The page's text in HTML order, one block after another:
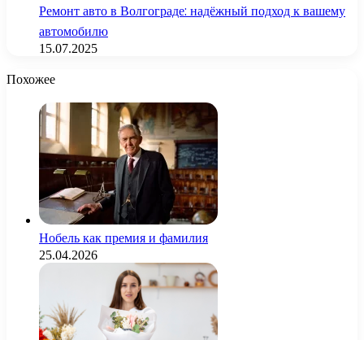
Ремонт авто в Волгограде: надёжный подход к вашему
автомобилю
15.07.2025
Похожее
Нобель как премия и фамилия
25.04.2026